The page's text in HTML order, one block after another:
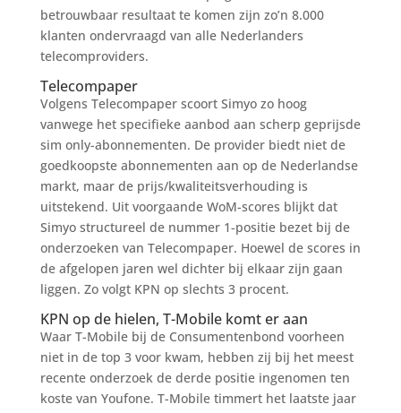
betrouwbaar resultaat te komen zijn zo’n 8.000
klanten ondervraagd van alle Nederlanders
telecomproviders.
Telecompaper
Volgens Telecompaper scoort Simyo zo hoog
vanwege het specifieke aanbod aan scherp geprijsde
sim only-abonnementen. De provider biedt niet de
goedkoopste abonnementen aan op de Nederlandse
markt, maar de prijs/kwaliteitsverhouding is
uitstekend. Uit voorgaande WoM-scores blijkt dat
Simyo structureel de nummer 1-positie bezet bij de
onderzoeken van Telecompaper. Hoewel de scores in
de afgelopen jaren wel dichter bij elkaar zijn gaan
liggen. Zo volgt KPN op slechts 3 procent.
KPN op de hielen, T-Mobile komt er aan
Waar T-Mobile bij de Consumentenbond voorheen
niet in de top 3 voor kwam, hebben zij bij het meest
recente onderzoek de derde positie ingenomen ten
koste van Youfone. T-Mobile timmert het laatste jaar